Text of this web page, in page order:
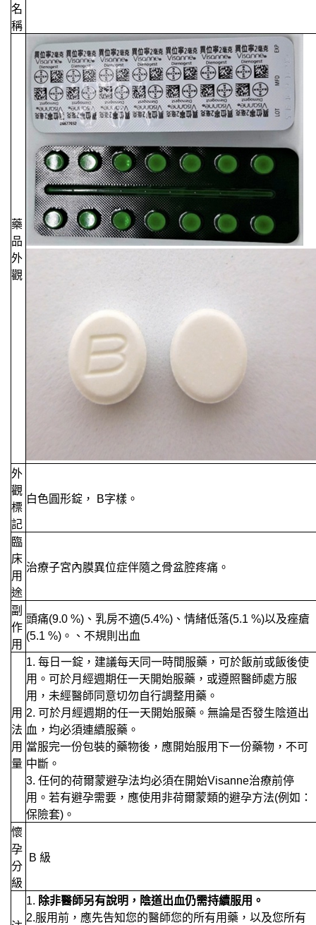
名
稱
藥
品
外
觀
外
觀
標
記
白色圓形錠， B字樣。
臨
床
用
途
治療子宮內膜異位症伴隨之骨盆腔疼痛。
副
作
用
頭痛(9.0 %)、乳房不適(5.4%)、情緒低落(5.1 %)以及痤瘡
(5.1 %)。、不規則出血
用
法
用
量
1. 每日一錠，建議每天同一時間服藥，可於飯前或飯後使
用。可於月經週期任一天開始服藥，或遵照醫師處方服
用，未經醫師同意切勿自行調整用藥。
2. 可於月經週期的任一天開始服藥。無論是否發生陰道出
血，均必須連續服藥。
當服完一份包裝的藥物後，應開始服用下一份藥物，不可
中斷。
3. 任何的荷爾蒙避孕法均必須在開始Visanne治療前停
用。若有避孕需要，應使用非荷爾蒙類的避孕方法(例如：
保險套)。
懷
孕
分
級
B 級
1. 除非醫師另有說明，陰道出血仍需持續服用。
2.服用前，應先告知您的醫師您的所有用藥，以及您所有